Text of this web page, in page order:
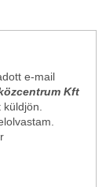
e-mail
Kft
küldjön.